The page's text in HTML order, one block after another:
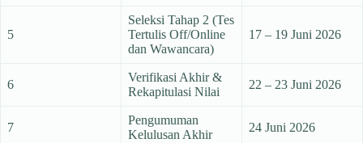
5
Seleksi Tahap 2 (Tes
Tertulis Off/Online
dan Wawancara)
17 – 19 Juni 2026
6
Verifikasi Akhir &
Rekapitulasi Nilai
22 – 23 Juni 2026
7
Pengumuman
Kelulusan Akhir
24 Juni 2026